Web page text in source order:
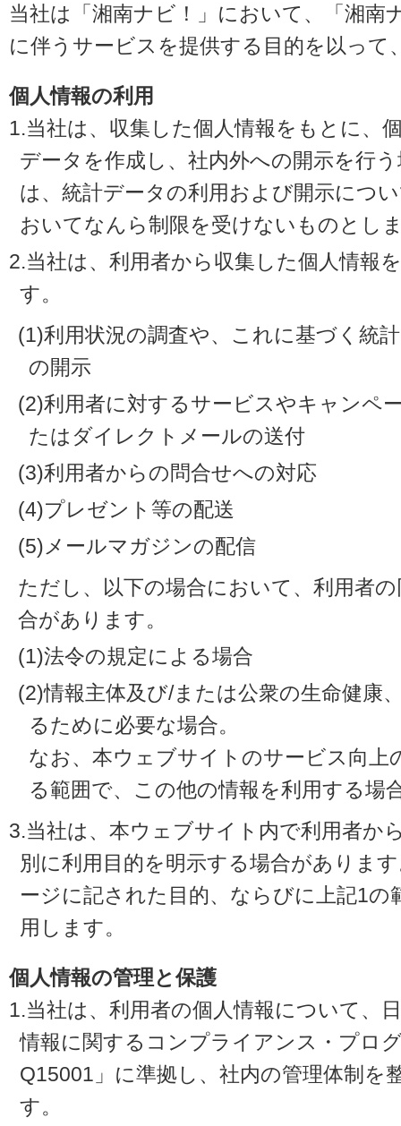
当社は「湘南ナビ！」において、「湘南
に伴うサービスを提供する目的を以って
個人情報の利用
1.当社は、収集した個人情報をもとに、
データを作成し、社内外への開示を行
は、統計データの利用および開示につ
おいてなんら制限を受けないものとし
2.当社は、利用者から収集した個人情報
す。
(1)利用状況の調査や、これに基づく統
の開示
(2)利用者に対するサービスやキャンペ
たはダイレクトメールの送付
(3)利用者からの問合せへの対応
(4)プレゼント等の配送
(5)メールマガジンの配信
ただし、以下の場合において、利用者
合があります。
(1)法令の規定による場合
(2)情報主体及び/または公衆の生命健康
るために必要な場合。
なお、本ウェブサイトのサービス向上
る範囲で、この他の情報を利用する場
3.当社は、本ウェブサイト内で利用者か
別に利用目的を明示する場合がありま
ージに記された目的、ならびに上記1の
用します。
個人情報の管理と保護
1.当社は、利用者の個人情報について、
情報に関するコンプライアンス・プロ
Q15001」に準拠し、社内の管理体制を
す。